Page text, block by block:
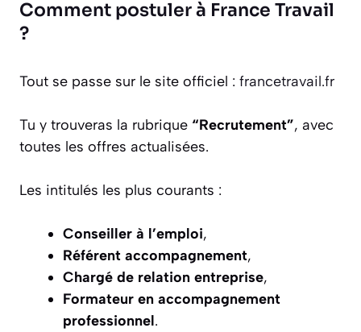
Comment postuler à France Travail
?
Tout se passe sur le site officiel : francetravail.fr
Tu y trouveras la rubrique “Recrutement”, avec
toutes les offres actualisées.
Les intitulés les plus courants :
Conseiller à l’emploi,
Référent accompagnement,
Chargé de relation entreprise,
Formateur en accompagnement
professionnel.